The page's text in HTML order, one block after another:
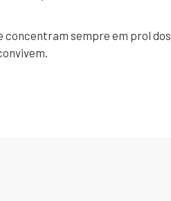
concentram sempre em prol dos